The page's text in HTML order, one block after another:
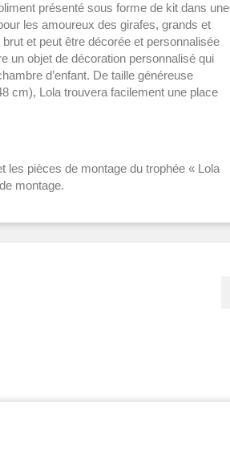
présenté sous forme de kit dans une
les amoureux des girafes, grands et
et peut être décorée et personnalisée
un objet de décoration personnalisé qui
d’enfant. De taille généreuse
cm), Lola trouvera facilement une place
les pièces de montage du trophée « Lola
montage.